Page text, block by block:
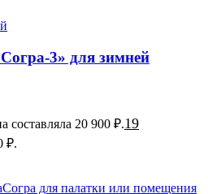
3» для зимней
составляла 20 900 ₽.19
₽.